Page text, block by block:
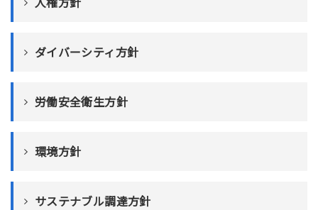
ダイバーシティ方針
労働安全衛生方針
環境方針
サステナブル調達方針